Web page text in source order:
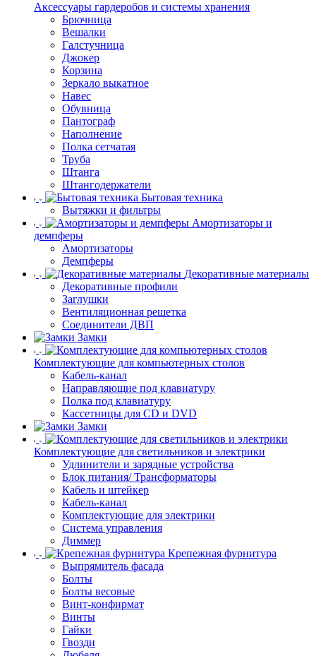
Аксессуары гардеробов и системы хранения
Брючница
Вешалки
Галстучница
Джокер
Корзина
Зеркало выкатное
Навес
Обувница
Пантограф
Наполнение
Полка сетчатая
Труба
Штанга
Штангодержатели
Бытовая техника
Вытяжки и фильтры
Амортизаторы и
демпферы
Амортизаторы
Демпферы
Декоративные материалы
Декоративные профили
Заглушки
Вентиляционная решетка
Соединители ДВП
Замки
Комплектующие для компьютерных столов
Кабель-канал
Направляющие под клавиатуру
Полка под клавиатуру
Кассетницы для CD и DVD
Замки
Комплектующие для светильников и электрики
Удлинители и зарядные устройства
Блок питания/ Трансформаторы
Кабель и штейкер
Кабель-канал
Комплектующие для электрики
Система управления
Диммер
Крепежная фурнитура
Выпрямитель фасада
Болты
Болты весовые
Винт-конфирмат
Винты
Гайки
Гвозди